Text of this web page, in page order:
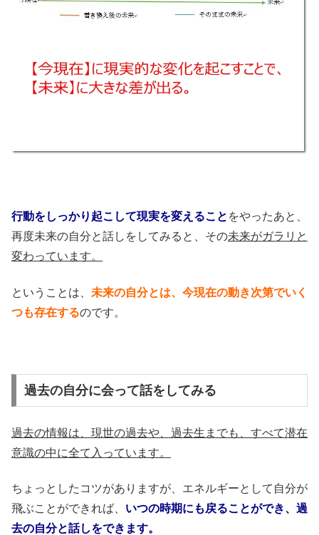
行動をしっかり起こして現実を変えること をやったあと、
再度未来の自分と話しをしてみると、その未来がガラリと
変わっています。
ということは、 未来の自分とは、今現在の動き次第でいく
つも存在するのです。
過去の自分に会って話をしてみる
過去の情報は、現世の過去や、過去生までも、すべて潜在
意識の中に全て入っています。
ちょっとしたコツがありますが、エネルギーとして自分が
飛ぶことができれば、 いつの時期にも戻ることができ、過
去の自分と話しをできます。